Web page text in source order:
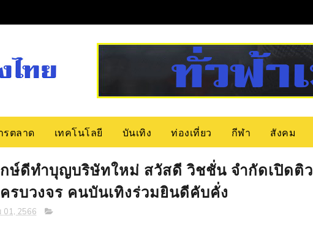
รตลาด เทคโนโลยี บันเทิง ท่องเที่ยว กีฬา สังคม
ษ์ดีทำบุญบริษัทใหม่ สวัสดี วิชชั่น จำกัดเปิดติว
รบวงจร คนบันเทิงร่วมยินดีคับคั่ง
01, 2566